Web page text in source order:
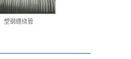
塑钢缠绕管